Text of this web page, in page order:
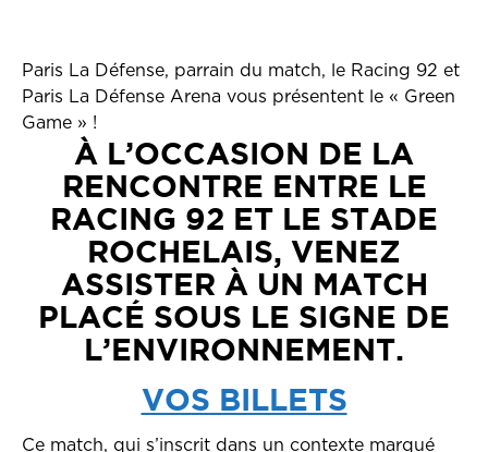
Paris La Défense, parrain du match, le Racing 92 et
Paris La Défense Arena vous présentent le « Green
Game » !
À L’OCCASION DE LA
RENCONTRE ENTRE LE
RACING 92 ET LE STADE
ROCHELAIS, VENEZ
ASSISTER À UN MATCH
PLACÉ SOUS LE SIGNE DE
L’ENVIRONNEMENT.
VOS BILLETS
Ce match, qui s’inscrit dans un contexte marqué